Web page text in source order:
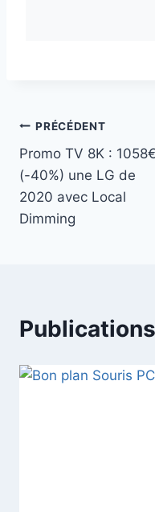
Navigation
de
l’article
PRÉCÉDENT
Promo TV 8K : 1058€
(-40%) une LG de
2020 avec Local
Dimming